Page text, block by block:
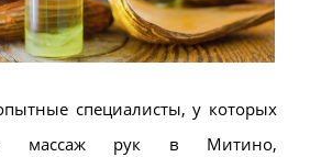
специалисты, у которых
массаж рук в Митино,